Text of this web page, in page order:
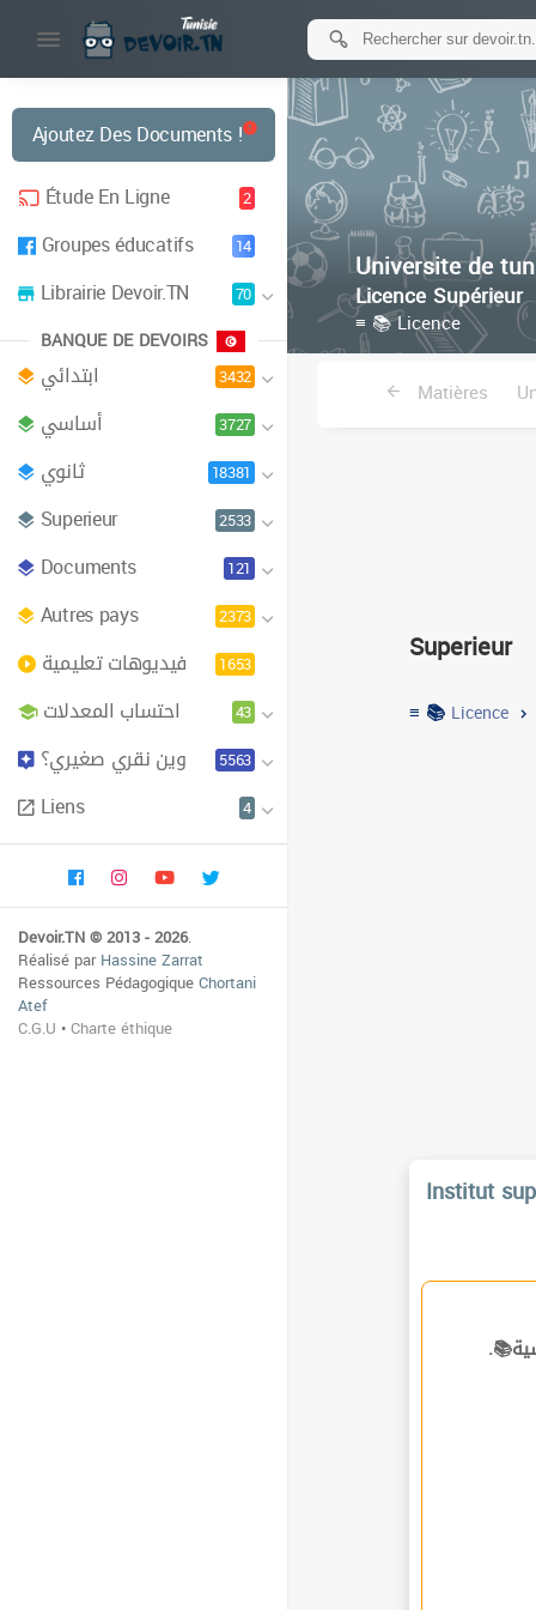
Ajoutez Des Documents !
Étude En Ligne
2
Groupes éducatifs 14
Librairie Devoir.TN 70
BANQUE DE DEVOIRS
ابتدائي 3432
أساسي 3727
ثانوي 18381
Superieur 2533
Documents 121
Autres pays 2373
فيديوهات تعليمية 1653
احتساب المعدلات 43
وين نقري صغيري؟ 5563
Liens 4
Devoir.TN © 2013 - 2026.
Réalisé parHassine Zarrat
Ressources PédagogiqueChortani
Atef
C.G.U •Charte éthique
Universite de
Licence Supérieur
≡ 📚 Licence
Matières
Institut
Superieur
≡ 📚 Licence
Institut